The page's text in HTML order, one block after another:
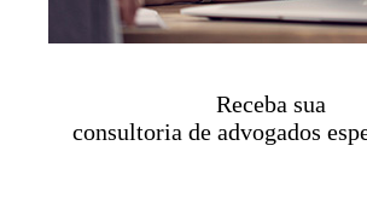
Receba sua
consultoria de advogados